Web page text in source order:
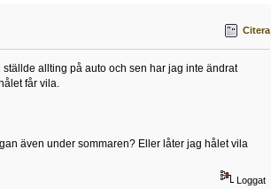
Citera
allting på auto och sen har jag inte ändrat
får vila.
även under sommaren? Eller låter jag hålet vila
Loggat